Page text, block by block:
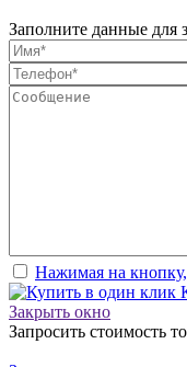
Заполните данные для
Нажимая на
Закрыть окно
Запросить стоимость